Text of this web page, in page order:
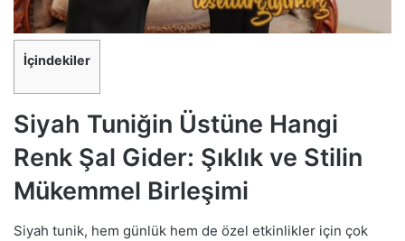
İçindekiler
Siyah Tuniğin Üstüne Hangi
Renk Şal Gider: Şıklık ve Stilin
Mükemmel Birleşimi
Siyah tunik, hem günlük hem de özel etkinlikler için çok